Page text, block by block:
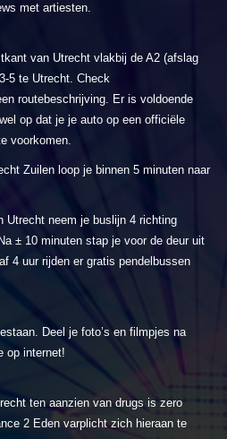
met artiesten.
van Utrecht vlakbij de A2 (afslag
5 te Utrecht. Check
routebeschrijving. Er is voldoende
op dat je je auto op een officiële
voorkomen.
Zuilen loop je binnen 5 minuten naar
Utrecht neem je buslijn 4 richting
± 10 minuten stap je voor de deur uit
4 uur rijden er gratis pendelbussen
Deel je foto’s en filmpjes na
op internet!
ten aanzien van drugs is zero
2 Eden varplicht zich hieraan te